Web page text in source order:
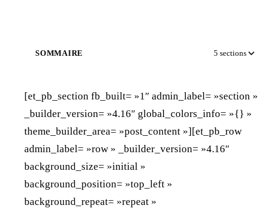
SOMMAIRE 5 sections
[et_pb_section fb_built= »1″ admin_label= »section »
_builder_version= »4.16″ global_colors_info= »{} »
theme_builder_area= »post_content »][et_pb_row
admin_label= »row » _builder_version= »4.16″
background_size= »initial »
background_position= »top_left »
background_repeat= »repeat »